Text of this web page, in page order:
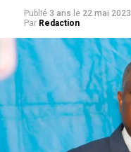
Publié 3 ans le 22 mai 2023
Par Redaction